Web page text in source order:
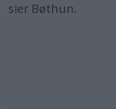
sier Bøthun.